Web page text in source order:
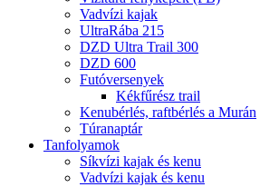
Vadvízi kajak
UltraRába 215
DZD Ultra Trail 300
DZD 600
Futóversenyek
Kékfűrész trail
Kenubérlés, raftbérlés a Murán
Túranaptár
Tanfolyamok
Síkvízi kajak és kenu
Vadvízi kajak és kenu